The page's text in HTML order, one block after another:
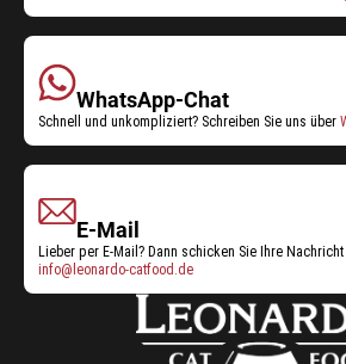
WhatsApp-Chat
Schnell und unkompliziert? Schreiben Sie uns über
E-Mail
Lieber per E-Mail? Dann schicken Sie Ihre
info@leonardo-catfood.de